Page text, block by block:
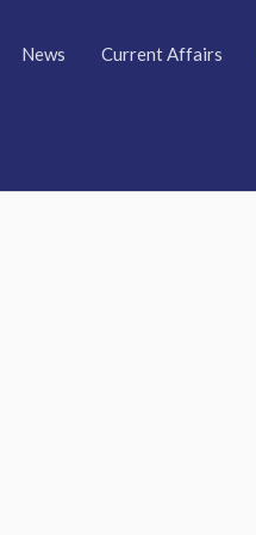
News Current Affairs